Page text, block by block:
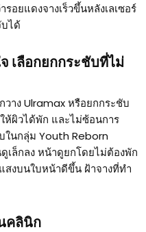
อยแดงจางเร็วขึ้นหลังเลเซอร์
ได้
เลือกยกกระชับที่ไม่
าง Ulramax หรือยกกระชับ
ให้ผิวได้พัก และไม่ซ้อนการ
ในกลุ่ม Youth Reborn
ล็กลง หน้าดูยกโดยไม่ต้องพัก
สงบนใบหน้าดีขึ้น ฝ้าจางที่ทำ
คลินิก